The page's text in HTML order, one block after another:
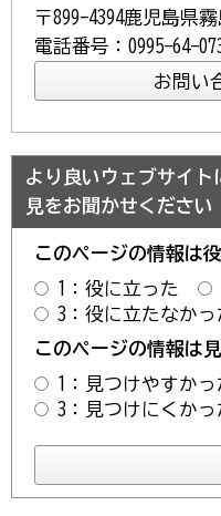
〒899-4394鹿児島県
電話番号：0995-64-
より良いウェブサイト
見をお聞かせください
このページの情報は
1：役に立った
3：役に立たなかっ
このページの情報は
1：見つけやすかっ
3：見つけにくかっ